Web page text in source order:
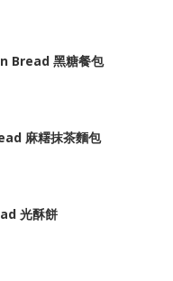
Bread 黑糖餐包
麻糬抹茶麵包
光酥餅